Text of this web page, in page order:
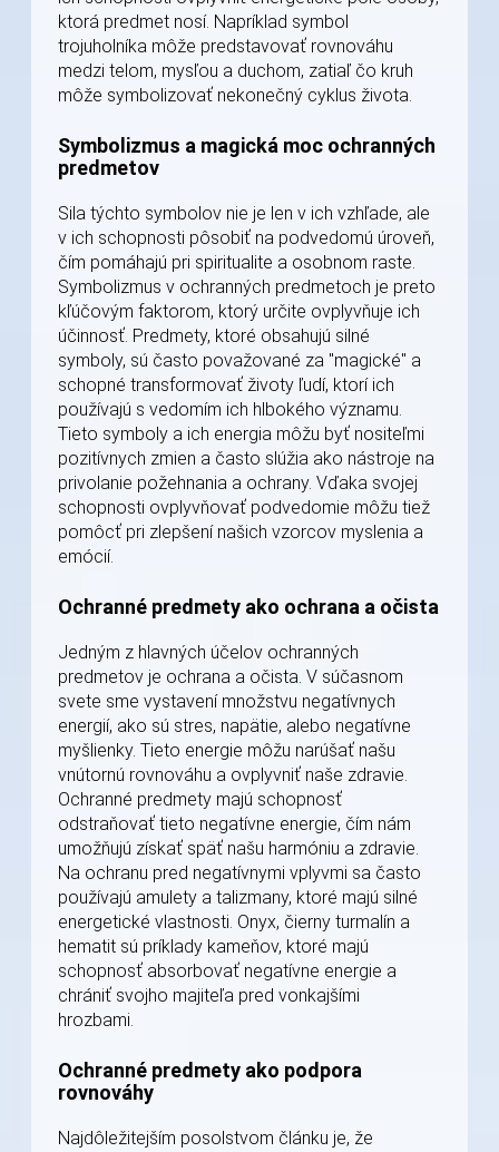
ktorá predmet nosí. Napríklad symbol
trojuholníka môže predstavovať rovnováhu
medzi telom, mysľou a duchom, zatiaľ čo kruh
môže symbolizovať nekonečný cyklus života.
Symbolizmus a magická moc ochranných
predmetov
Sila týchto symbolov nie je len v ich vzhľade, ale
v ich schopnosti pôsobiť na podvedomú úroveň,
čím pomáhajú pri spiritualite a osobnom raste.
Symbolizmus v ochranných predmetoch je preto
kľúčovým faktorom, ktorý určite ovplyvňuje ich
účinnosť. Predmety, ktoré obsahujú silné
symboly, sú často považované za "magické" a
schopné transformovať životy ľudí, ktorí ich
používajú s vedomím ich hlbokého významu.
Tieto symboly a ich energia môžu byť nositeľmi
pozitívnych zmien a často slúžia ako nástroje na
privolanie požehnania a ochrany. Vďaka svojej
schopnosti ovplyvňovať podvedomie môžu tiež
pomôcť pri zlepšení našich vzorcov myslenia a
emócií.
Ochranné predmety ako ochrana a očista
Jedným z hlavných účelov ochranných
predmetov je ochrana a očista. V súčasnom
svete sme vystavení množstvu negatívnych
energií, ako sú stres, napätie, alebo negatívne
myšlienky. Tieto energie môžu narúšať našu
vnútornú rovnováhu a ovplyvniť naše zdravie.
Ochranné predmety majú schopnosť
odstraňovať tieto negatívne energie, čím nám
umožňujú získať späť našu harmóniu a zdravie.
Na ochranu pred negatívnymi vplyvmi sa často
používajú amulety a talizmany, ktoré majú silné
energetické vlastnosti. Onyx, čierny turmalín a
hematit sú príklady kameňov, ktoré majú
schopnosť absorbovať negatívne energie a
chrániť svojho majiteľa pred vonkajšími
hrozbami.
Ochranné predmety ako podpora
rovnováhy
Najdôležitejším posolstvom článku je, že